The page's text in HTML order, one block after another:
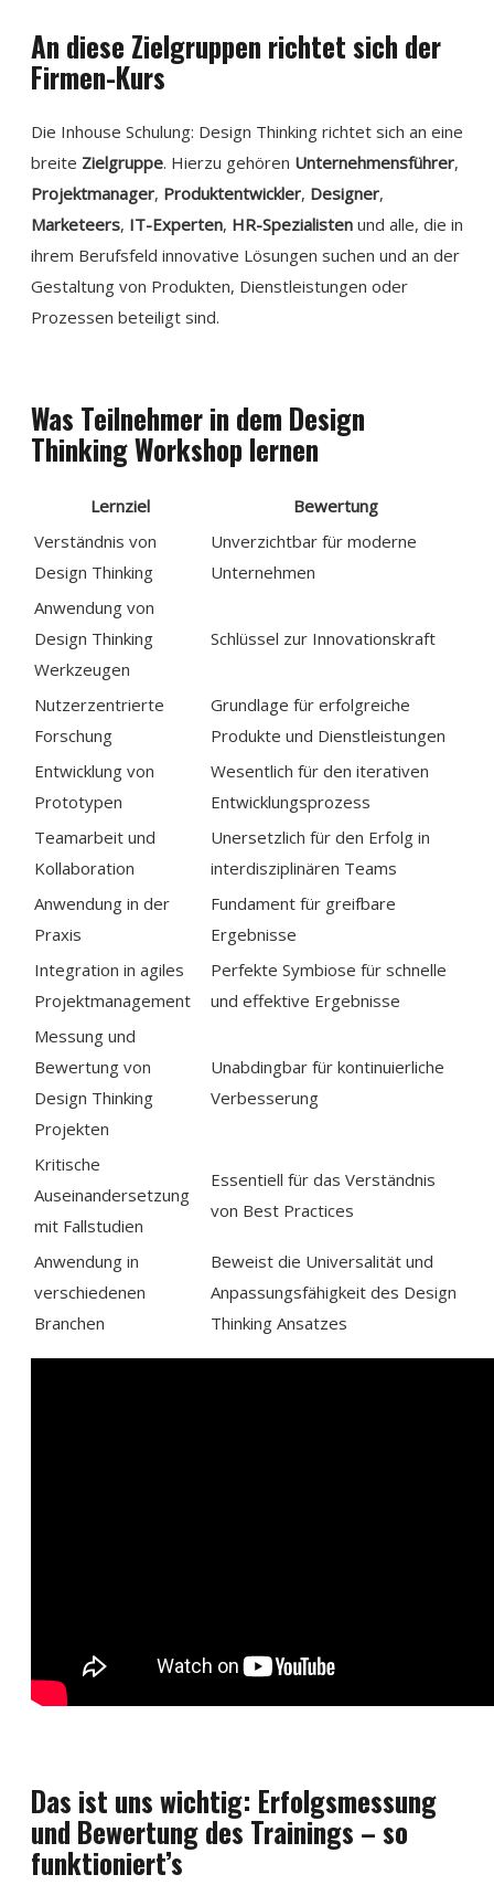
An diese Zielgruppen richtet sich der
Firmen-Kurs
Die Inhouse Schulung: Design Thinking richtet sich an eine
breite Zielgruppe. Hierzu gehören Unternehmensführer,
Projektmanager, Produktentwickler, Designer,
Marketeers, IT-Experten, HR-Spezialisten und alle, die in
ihrem Berufsfeld innovative Lösungen suchen und an der
Gestaltung von Produkten, Dienstleistungen oder
Prozessen beteiligt sind.
Was Teilnehmer in dem Design
Thinking Workshop lernen
Lernziel
Bewertung
Verständnis von
Design Thinking
Unverzichtbar für moderne
Unternehmen
Anwendung von
Design Thinking
Werkzeugen
Schlüssel zur Innovationskraft
Nutzerzentrierte
Forschung
Grundlage für erfolgreiche
Produkte und Dienstleistungen
Entwicklung von
Prototypen
Wesentlich für den iterativen
Entwicklungsprozess
Teamarbeit und
Kollaboration
Unersetzlich für den Erfolg in
interdisziplinären Teams
Anwendung in der
Praxis
Fundament für greifbare
Ergebnisse
Integration in agiles
Projektmanagement
Perfekte Symbiose für schnelle
und effektive Ergebnisse
Messung und
Bewertung von
Design Thinking
Projekten
Unabdingbar für kontinuierliche
Verbesserung
Kritische
Auseinandersetzung
mit Fallstudien
Essentiell für das Verständnis
von Best Practices
Anwendung in
verschiedenen
Branchen
Beweist die Universalität und
Anpassungsfähigkeit des Design
Thinking Ansatzes
Das ist uns wichtig: Erfolgsmessung
und Bewertung des Trainings – so
funktioniert’s